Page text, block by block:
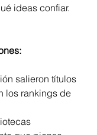
ideas confiar.
salieron títulos
los rankings de